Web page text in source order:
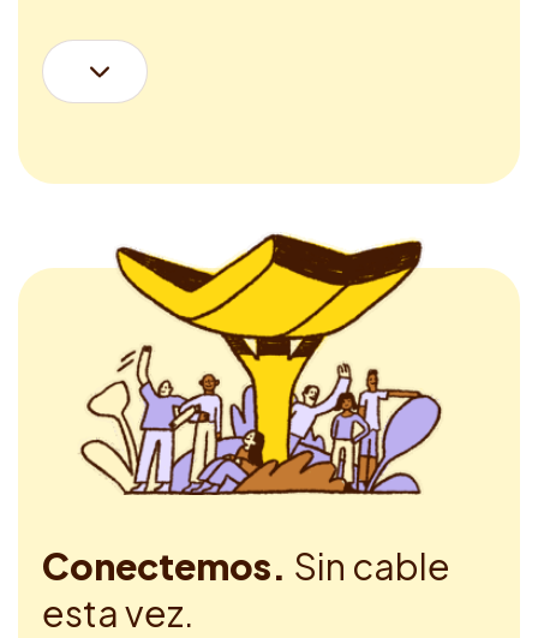
Conectemos. Sin cable
esta vez.